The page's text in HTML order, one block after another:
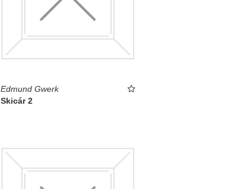
Edmund Gwerk
Skicár 2